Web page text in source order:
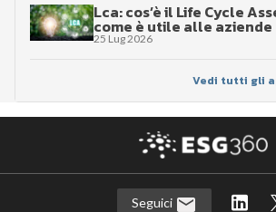
Lca: cos’è il Life Cycle
come è utile alle aziende
25 Lug 2026
Vedi tutti gli
Seguici